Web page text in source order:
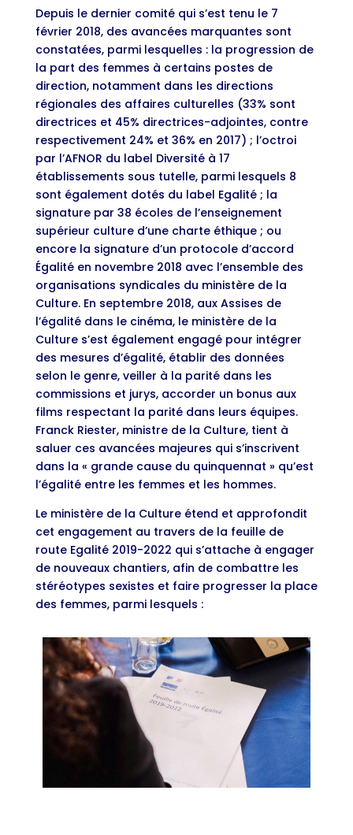
Depuis le dernier comité qui s’est tenu le 7
février 2018, des avancées marquantes sont
constatées, parmi lesquelles : la progression de
la part des femmes à certains postes de
direction, notamment dans les directions
régionales des affaires culturelles (33% sont
directrices et 45% directrices-adjointes, contre
respectivement 24% et 36% en 2017) ; l’octroi
par l’AFNOR du label Diversité à 17
établissements sous tutelle, parmi lesquels 8
sont également dotés du label Egalité ; la
signature par 38 écoles de l’enseignement
supérieur culture d’une charte éthique ; ou
encore la signature d’un protocole d’accord
Égalité en novembre 2018 avec l’ensemble des
organisations syndicales du ministère de la
Culture. En septembre 2018, aux Assises de
l’égalité dans le cinéma, le ministère de la
Culture s’est également engagé pour intégrer
des mesures d’égalité, établir des données
selon le genre, veiller à la parité dans les
commissions et jurys, accorder un bonus aux
films respectant la parité dans leurs équipes.
Franck Riester, ministre de la Culture, tient à
saluer ces avancées majeures qui s’inscrivent
dans la « grande cause du quinquennat » qu’est
l’égalité entre les femmes et les hommes.
Le ministère de la Culture étend et approfondit
cet engagement au travers de la feuille de
route Egalité 2019-2022 qui s’attache à engager
de nouveaux chantiers, afin de combattre les
stéréotypes sexistes et faire progresser la place
des femmes, parmi lesquels :